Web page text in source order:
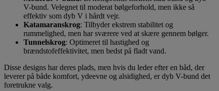
V-bund. Velegnet til moderat bølgeforhold, men ikke så
effektiv som dyb V i hårdt vejr.
Katamaranskrog: Tilbyder ekstrem stabilitet og
rummelighed, men har sværere ved at skære gennem bølger.
Tunnelskrog: Optimeret til hastighed og
brændstofeffektivitet, men bedst på fladt vand.
Disse designs har deres plads, men hvis du leder efter en båd, der
leverer på både komfort, ydeevne og alsidighed, er dyb V-bund det
foretrukne valg.